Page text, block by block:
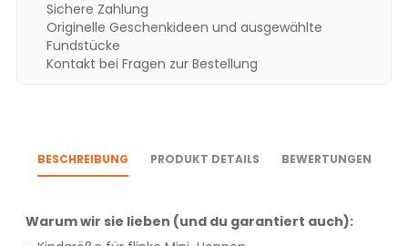
Sichere Zahlung
Originelle Geschenkideen und ausgewählte
Fundstücke
Kontakt bei Fragen zur Bestellung
BESCHREIBUNG PRODUKT DETAILS BEWERTUNGEN
Warum wir sie lieben (und du garantiert auch):